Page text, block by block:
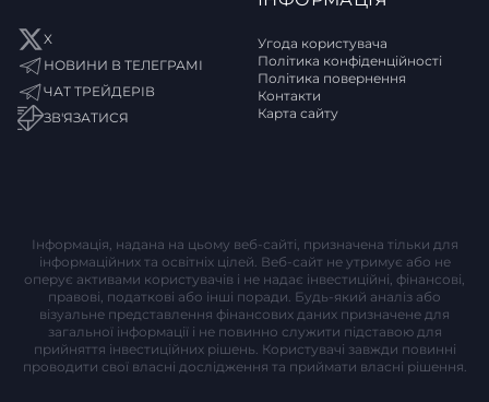
X
НОВИНИ В ТЕЛЕГРАМІ
ЧАТ ТРЕЙДЕРІВ
ЗВ'ЯЗАТИСЯ
Угода користувача
Політика конфіденційності
Політика повернення
Контакти
Карта сайту
Інформація, надана на цьому веб-сайті, призначена тільки для
інформаційних та освітніх цілей. Веб-сайт не утримує або не
оперує активами користувачів і не надає інвестиційні, фінансові,
правові, податкові або інші поради. Будь-який аналіз або
візуальне представлення фінансових даних призначене для
загальної інформації і не повинно служити підставою для
прийняття інвестиційних рішень. Користувачі завжди повинні
проводити свої власні дослідження та приймати власні рішення.